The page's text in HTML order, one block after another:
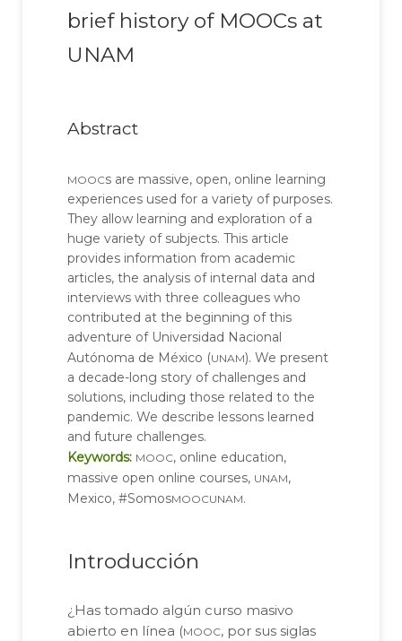
brief history of MOOCs at
UNAM
Abstract
moocs are massive, open, online learning
experiences used for a variety of purposes.
They allow learning and exploration of a
huge variety of subjects. This article
provides information from academic
articles, the analysis of internal data and
interviews with three colleagues who
contributed at the beginning of this
adventure of Universidad Nacional
Autónoma de México (unam). We present
a decade-long story of challenges and
solutions, including those related to the
pandemic. We describe lessons learned
and future challenges.
Keywords: mooc, online education,
massive open online courses, unam,
Mexico, #Somosmoocunam.
Introducción
¿Has tomado algún curso masivo
abierto en línea (mooc, por sus siglas